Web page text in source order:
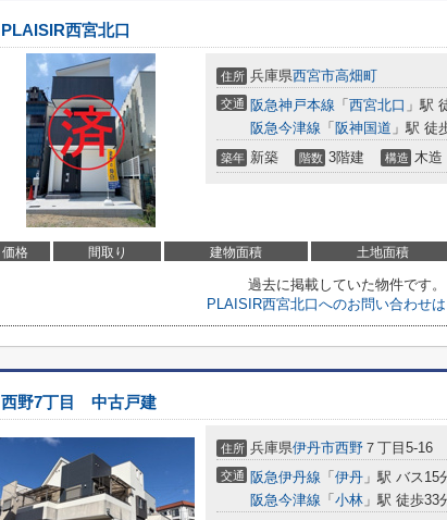
PLAISIR西宮北口
住所 兵庫県西宮市高畑町
交通 阪急神戸本線 「 西宮北口 」駅
阪急今津線 「 阪神国道 」駅 徒
築年 新築 階数 3階建 構造 木造
価格 間取り 建物面積 土地面積
過去に掲載していた物件です。
PLAISIR西宮北口へのお問い合わせ
西野7丁目 中古戸建
住所 兵庫県伊丹市西野 ７丁目5-16
交通 阪急伊丹線 「 伊丹 」駅 バス15
阪急今津線 「 小林 」駅 徒歩33